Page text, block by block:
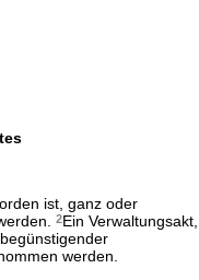
ist, ganz oder
2Ein Verwaltungsakt,
werden.